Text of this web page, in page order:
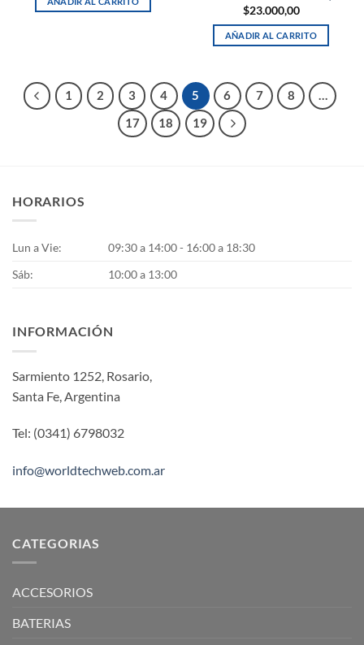
en
la
página
$23.000,00
AÑADIR AL CARRITO
1 2 3 4 5 6 7 8
…
17
18 19
HORARIOS
Lun a Vie:
09:30 a 14:00 - 16:00 a 18:30
Sáb:
10:00 a 13:00
INFORMACIÓN
Sarmiento 1252, Rosario,
Santa Fe, Argentina
Tel: (0341) 6798032
info@worldtechweb.com.ar
CATEGORIAS
ACCESORIOS
BATERIAS